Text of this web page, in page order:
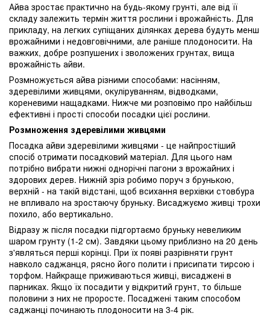
Айва зростає практично на будь-якому грунті, але від її
складу залежить термін життя рослини і врожайність. Для
прикладу, на легких супіщаних ділянках дерева будуть менш
врожайними і недовговічними, але раніше плодоносити. На
важких, добре розпушених і зволожених грунтах, вища
врожайність айви.
Розмножується айва різними способами: насінням,
здеревілими живцями, окуліруванням, відводками,
кореневими нащадками. Нижче ми розповімо про найбільш
ефективні і прості способи посадки цієї рослини.
Розмноження здеревілими живцями
Посадка айви здеревілими живцями - це найпростіший
спосіб отримати посадковий матеріал. Для цього нам
потрібно вибрати нижні однорічні пагони з врожайних і
здорових дерев. Нижній зріз робимо поруч з брунькою,
верхній - на такій відстані, щоб всихання верхівки стовбура
не впливало на зростаючу бруньку. Висаджуємо живці трохи
похило, або вертикально.
Відразу ж після посадки підгортаємо бруньку невеликим
шаром грунту (1-2 см). Завдяки цьому приблизно на 20 день
з'являться перші корінці. При їх появі разрівняти грунт
навколо саджанця, рясно його полити і присипати тирсою і
торфом. Найкраще приживаються живці, висаджені в
парниках. Якщо їх посадити у відкритий грунт, то більше
половини з них не проросте. Посаджені таким способом
саджанці починають плодоносити на 3-4 рік.